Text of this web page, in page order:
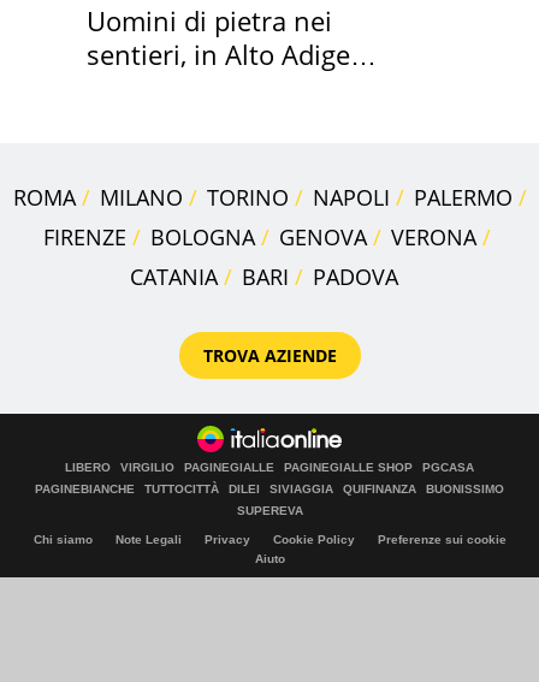
Uomini di pietra nei
sentieri, in Alto Adige
ROMA MILANO TORINO NAPOLI
PALERMO
FIRENZE
BOLOGNA GENOVA
VERONA
CATANIA
BARI PADOVA
TROVA AZIENDE
LIBERO VIRGILIO PAGINEGIALLE PAGINEGIALLE SHOP
PGCASA
PAGINEBIANCHE
TUTTOCITTÀ DILEI SIVIAGGIA QUIFINANZA
BUONISSIMO
SUPEREVA
Chi siamo Note Legali Privacy Cookie Policy
Preferenze sui cookie
Aiuto